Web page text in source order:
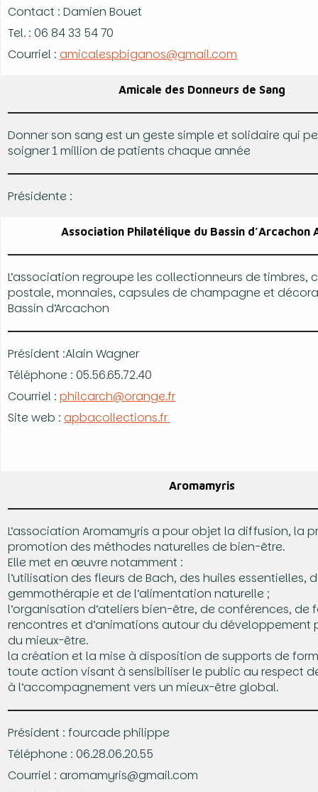
Contact : Damien Bouet
Tel. : 06 84 33 54 70
Courriel : amicalespbiganos@gmail.com
Amicale des Donneurs de Sang
Donner son sang est un geste simple et solidaire qui
soigner 1 million de patients chaque année
Présidente :
Association Philatélique du Bassin d’Arcachon
L’association regroupe les collectionneurs de timbres,
postale, monnaies, capsules de champagne et
Bassin d’Arcachon
Président :Alain Wagner
Téléphone : 05.56.65.72.40
Courriel : philcarch@orange.fr
Site web : apbacollections.fr
Aromamyris
L’association Aromamyris a pour objet la diffusion, la
promotion des méthodes naturelles de bien-être.
Elle met en œuvre notamment :
l’utilisation des fleurs de Bach, des huiles essentielles,
gemmothérapie et de l’alimentation naturelle ;
l’organisation d’ateliers bien-être, de conférences, de
rencontres et d’animations autour du développement
du mieux-être.
la création et la mise à disposition de supports de
toute action visant à sensibiliser le public au respect
à l’accompagnement vers un mieux-être global.
Président : fourcade philippe
Téléphone : 06.28.06.20.55
Courriel : aromamyris@gmail.com